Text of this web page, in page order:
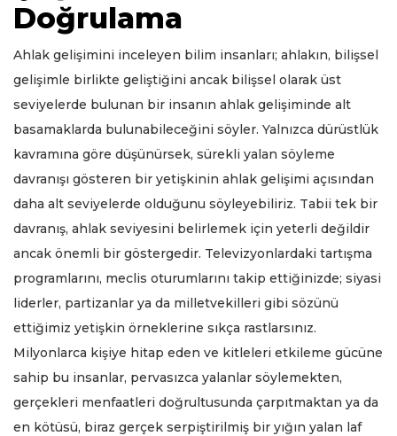
Doğrulama
Ahlak gelişimini inceleyen bilim insanları; ahlakın, bilişsel
gelişimle birlikte geliştiğini ancak bilişsel olarak üst
seviyelerde bulunan bir insanın ahlak gelişiminde alt
basamaklarda bulunabileceğini söyler. Yalnızca dürüstlük
kavramına göre düşünürsek, sürekli yalan söyleme
davranışı gösteren bir yetişkinin ahlak gelişimi açısından
daha alt seviyelerde olduğunu söyleyebiliriz. Tabii tek bir
davranış, ahlak seviyesini belirlemek için yeterli değildir
ancak önemli bir göstergedir. Televizyonlardaki tartışma
programlarını, meclis oturumlarını takip ettiğinizde; siyasi
liderler, partizanlar ya da milletvekilleri gibi sözünü
ettiğimiz yetişkin örneklerine sıkça rastlarsınız.
Milyonlarca kişiye hitap eden ve kitleleri etkileme gücüne
sahip bu insanlar, pervasızca yalanlar söylemekten,
gerçekleri menfaatleri doğrultusunda çarpıtmaktan ya da
en kötüsü, biraz gerçek serpiştirilmiş bir yığın yalan laf